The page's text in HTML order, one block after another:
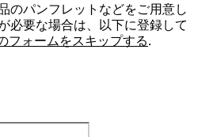
のパンフレットなどをご用意し
必要な場合は、以下に登録して
フォームをスキップする.